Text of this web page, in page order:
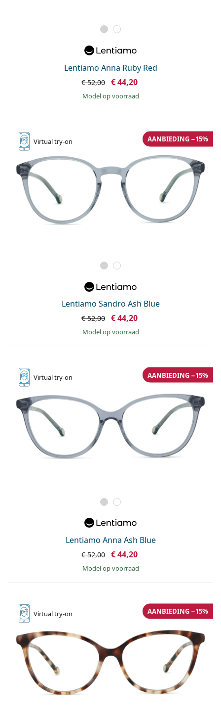
Lentiamo Anna Ruby Red
€ 52,00 € 44,20
model op voorraad
Virtualtry-on
Lentiamo Sandro Ash Blue
AANBIEDING −15%
€ 52,00 € 44,20
model op voorraad
Virtualtry-on
Lentiamo Anna Ash Blue
AANBIEDING −15%
€ 52,00 € 44,20
model op voorraad
Virtualtry-on AANBIEDING −15%